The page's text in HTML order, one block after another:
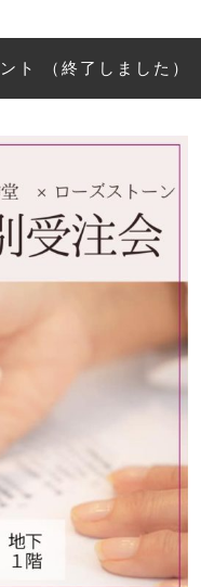
ト （終了しました）